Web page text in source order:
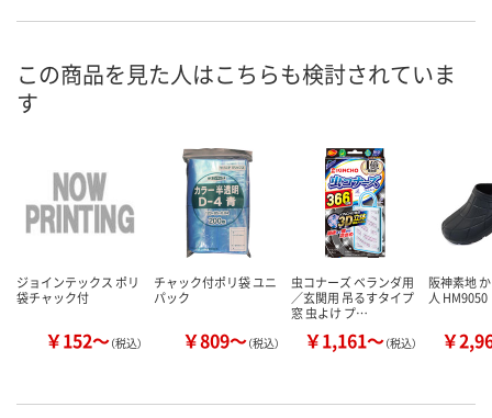
お届け日 8月25日（火）まで 8月25日（火）
カゴへ
お取り扱い終了しま
した
カ
この商品を見た人はこちらも検討されていま
す
ジョインテックス ポリ
袋チャック付
￥152～（税込）
チャック付ポリ袋 ユニ
パック
￥809～（税込）
虫コナーズ ベランダ用
／玄関用 吊るすタイプ
窓 虫よけ プ…
￥1,161～（税込）
阪神素地
人 HM9050
￥